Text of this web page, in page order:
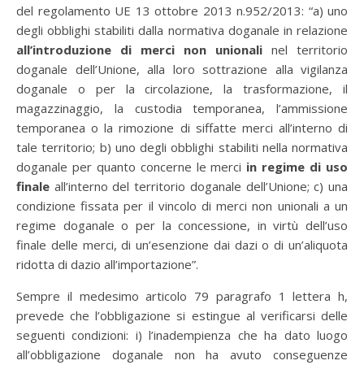
del regolamento UE 13 ottobre 2013 n.952/2013: “a) uno
degli obblighi stabiliti dalla normativa doganale in relazione
all’introduzione di merci non unionali nel territorio
doganale dell’Unione, alla loro sottrazione alla vigilanza
doganale o per la circolazione, la trasformazione, il
magazzinaggio, la custodia temporanea, l’ammissione
temporanea o la rimozione di siffatte merci all’interno di
tale territorio; b) uno degli obblighi stabiliti nella normativa
doganale per quanto concerne le merci in regime di uso
finale all’interno del territorio doganale dell’Unione; c) una
condizione fissata per il vincolo di merci non unionali a un
regime doganale o per la concessione, in virtù dell’uso
finale delle merci, di un’esenzione dai dazi o di un’aliquota
ridotta di dazio all’importazione”.
Sempre il medesimo articolo 79 paragrafo 1 lettera h,
prevede che l’obbligazione si estingue al verificarsi delle
seguenti condizioni: i) l’inadempienza che ha dato luogo
all’obbligazione doganale non ha avuto conseguenze